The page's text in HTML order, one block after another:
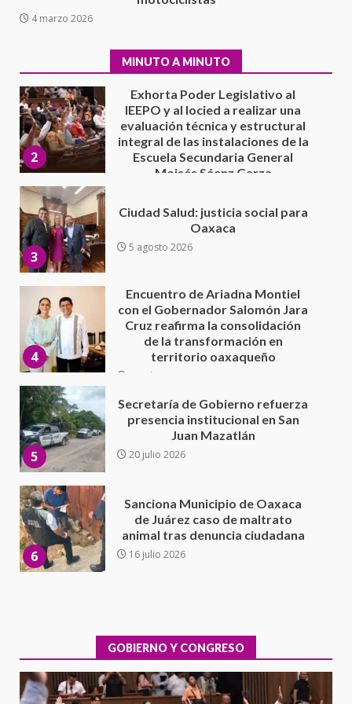
4 marzo 2026
MINUTO A MINUTO
Escuela Secundaria General
Moisés Sáenz Garza
5 agosto 2026
3
Ciudad Salud: justicia social para
Oaxaca
5 agosto 2026
4
con el Gobernador Salomón Jara
Cruz reafirma la consolidación
de la transformación en
5
Secretaría de Gobierno refuerza
presencia institucional en San
Juan Mazatlán
20 julio 2026
6
Sanciona Municipio de Oaxaca
de Juárez caso de maltrato
animal tras denuncia ciudadana
16 julio 2026
7
California; FGR lo investiga por
presuntos delitos de
delincuencia organizada y
contrabando
1
Xanica: Jesús Romero
7 agosto 2026
Exhorta Poder Legislativo al
GOBIERNO Y CONGRESO